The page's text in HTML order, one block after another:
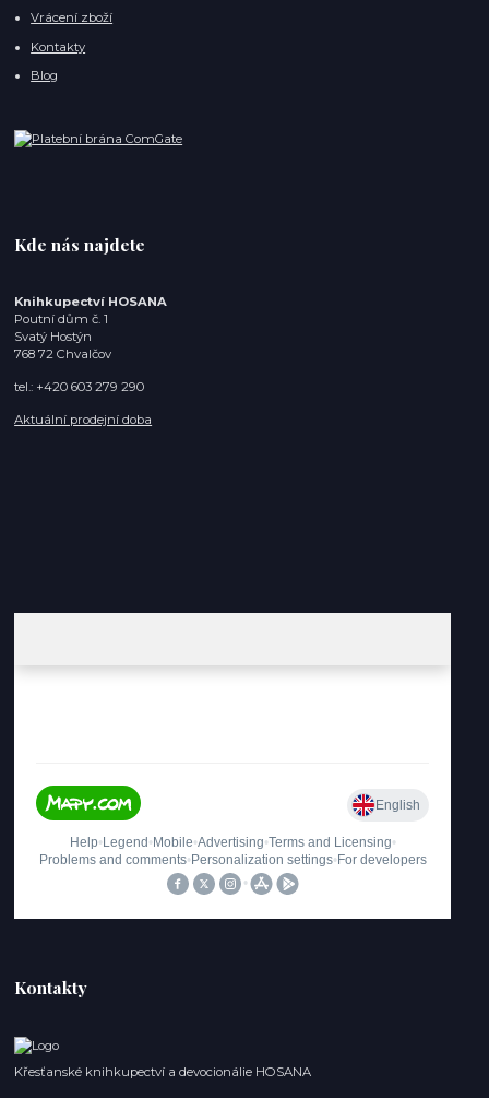
Vrácení zboží
Kontakty
Blog
Kde nás najdete
Knihkupectví HOSANA
Poutní dům č. 1
Svatý Hostýn
768 72 Chvalčov
tel.: +420 603 279 290
Aktuální prodejní doba
Kontakty
Křesťanské knihkupectví a devocionálie HOSANA